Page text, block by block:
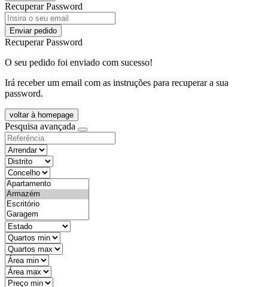
Recuperar Password
Enviar pedido
Recuperar Password
O seu pedido foi enviado com sucesso!
Irá receber um email com as instruções para recuperar a sua
password.
voltar à homepage
Pesquisa avançada
objective
districtId
countyId
types
state
mintypo
maxtypo
minarea
maxarea
minprice